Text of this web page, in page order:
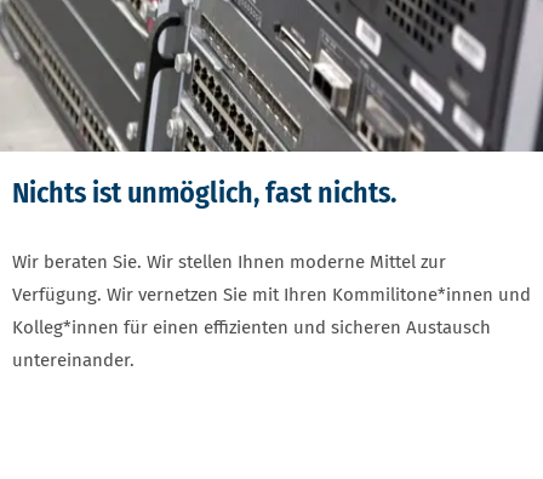
Nichts ist unmöglich, fast nichts.
Wir beraten Sie. Wir stellen Ihnen moderne Mittel zur
Verfügung. Wir vernetzen Sie mit Ihren Kommilitone*innen und
Kolleg*innen für einen effizienten und sicheren Austausch
untereinander.